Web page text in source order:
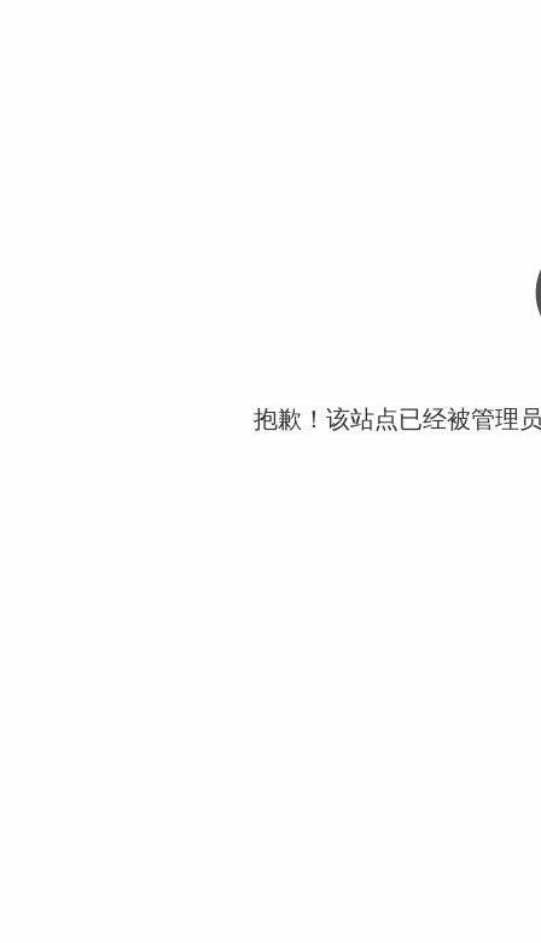
抱歉！该站点已经被管理